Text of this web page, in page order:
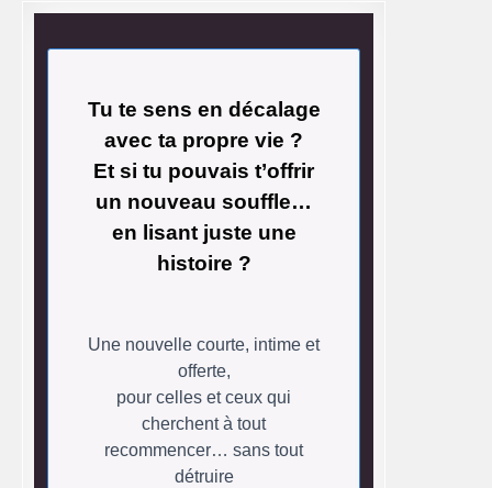
Tu te sens en décalage
avec ta propre vie ?
Et si tu pouvais t’offrir
un nouveau souffle…
en lisant juste une
histoire ?
Une nouvelle courte, intime et
offerte,
pour celles et ceux qui
cherchent à tout
recommencer… sans tout
détruire